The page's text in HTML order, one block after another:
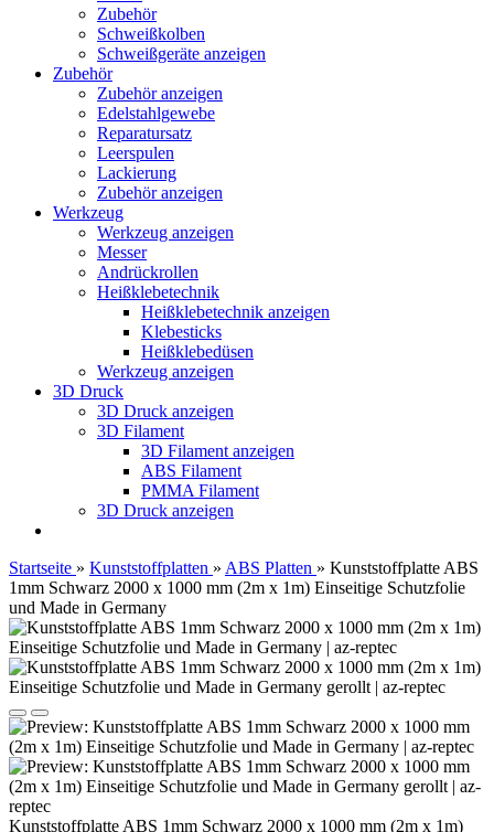
Zubehör
Schweißkolben
Schweißgeräte anzeigen
Zubehör
Zubehör anzeigen
Edelstahlgewebe
Reparatursatz
Leerspulen
Lackierung
Zubehör anzeigen
Werkzeug
Werkzeug anzeigen
Messer
Andrückrollen
Heißklebetechnik
Heißklebetechnik anzeigen
Klebesticks
Heißklebedüsen
Werkzeug anzeigen
3D Druck
3D Druck anzeigen
3D Filament
3D Filament anzeigen
ABS Filament
PMMA Filament
3D Druck anzeigen
Startseite » Kunststoffplatten » ABS Platten » Kunststoffplatte ABS
1mm Schwarz 2000 x 1000 mm (2m x 1m) Einseitige Schutzfolie
und Made in Germany
Kunststoffplatte ABS 1mm Schwarz 2000 x 1000 mm (2m x 1m)